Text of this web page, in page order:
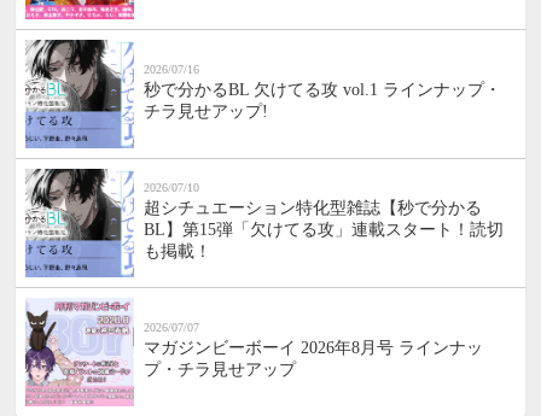
2026/07/16
秒で分かるBL 欠けてる攻 vol.1 ラインナップ・
チラ見せアップ!
2026/07/10
超シチュエーション特化型雑誌【秒で分かる
BL】第15弾「欠けてる攻」連載スタート！読切
も掲載！
2026/07/07
マガジンビーボーイ 2026年8月号 ラインナッ
プ・チラ見せアップ